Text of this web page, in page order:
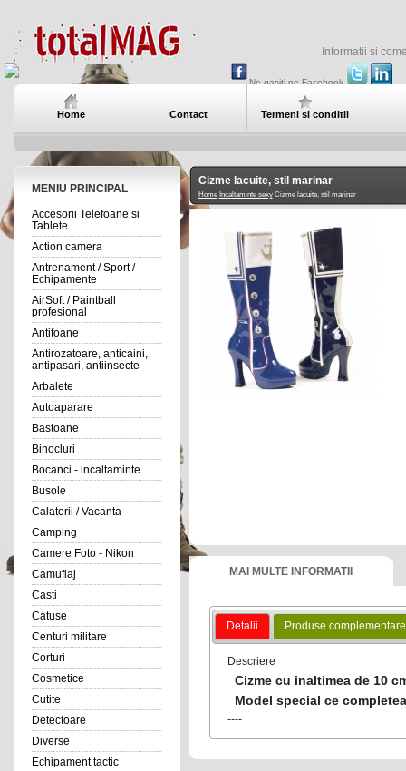
Informatii si
Ne gasiti pe Facebook
Home Contact Termeni si conditii
MENIU PRINCIPAL
Accesorii Telefoane si
Tablete
Action camera
Antrenament / Sport /
Echipamente
AirSoft / Paintball
profesional
Antifoane
Antirozatoare, anticaini,
antipasari, antiinsecte
Arbalete
Autoaparare
Bastoane
Binocluri
Bocanci - incaltaminte
Busole
Calatorii / Vacanta
Camping
Camere Foto - Nikon
Camuflaj
Casti
Catuse
Centuri militare
Corturi
Cosmetice
Cutite
Detectoare
Diverse
Echipament tactic
Cizme lacuite, stil marinar
Home Incaltaminte sexyCizme lacuite, stil marinar
MAI MULTE INFORMATII
Detalii Produse complementare
Descriere
Cizme cu inaltimea de 10
Model special ce
----